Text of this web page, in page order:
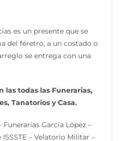
es un presente que se
del féretro, a un costado o
se entrega con una
las todas las Funerarias,
Tanatorios y Casa.
Funerarias García López –
– Velatorio Militar –